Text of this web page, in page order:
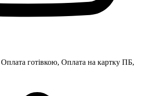
готівкою, Оплата на картку ПБ,